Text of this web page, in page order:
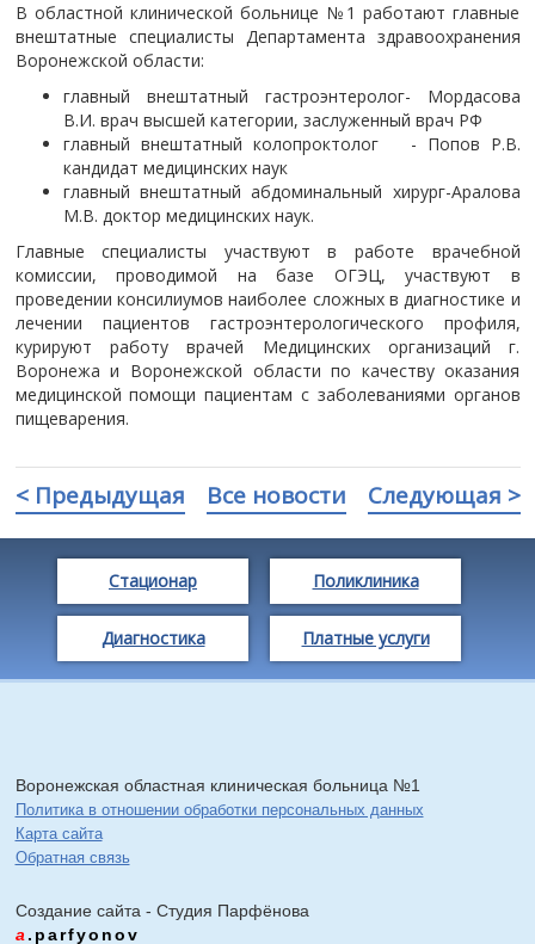
В областной клинической больнице №1 работают главные
внештатные специалисты Департамента здравоохранения
Воронежской области:
главный внештатный гастроэнтеролог- Мордасова
В.И. врач высшей категории, заслуженный врач РФ
главный внештатный колопроктолог - Попов Р.В.
кандидат медицинских наук
главный внештатный абдоминальный хирург-Аралова
М.В. доктор медицинских наук.
Главные специалисты участвуют в работе врачебной
комиссии, проводимой на базе ОГЭЦ, участвуют в
проведении консилиумов наиболее сложных в диагностике и
лечении пациентов гастроэнтерологического профиля,
курируют работу врачей Медицинских организаций г.
Воронежа и Воронежской области по качеству оказания
медицинской помощи пациентам с заболеваниями органов
пищеварения.
< Предыдущая Все новости Следующая >
Стационар Поликлиника
Диагностика Платные услуги
Воронежская областная клиническая больница №1
Политика в отношении обработки персональных данных
Карта сайта
Обратная связь
Создание сайта - Cтудия Парфёнова
a .parfyonov